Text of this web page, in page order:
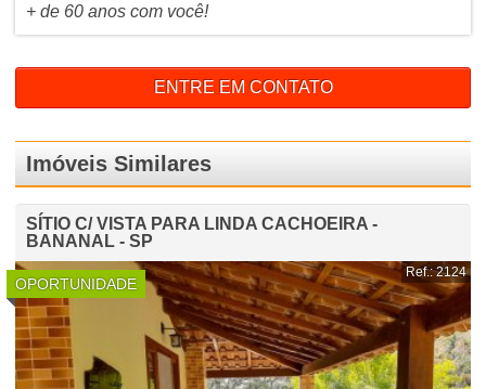
+ de 60 anos com você!
ENTRE EM CONTATO
Imóveis Similares
SÍTIO C/ VISTA PARA LINDA CACHOEIRA -
BANANAL - SP
OPORTUNIDADE
Ref.: 2124